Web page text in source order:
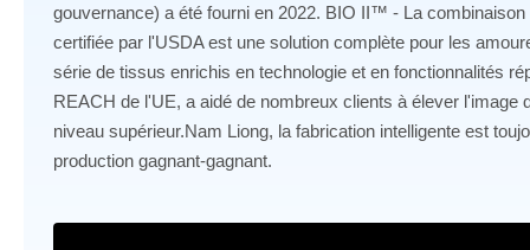
gouvernance) a été fourni en 2022. BIO II™ - La
certifiée par l'USDA est une solution complète pour les
série de tissus enrichis en technologie et en fonctionnalités
REACH de l'UE, a aidé de nombreux clients à élever l'image
niveau supérieur.Nam Liong, la fabrication intelligente est
production gagnant-gagnant.